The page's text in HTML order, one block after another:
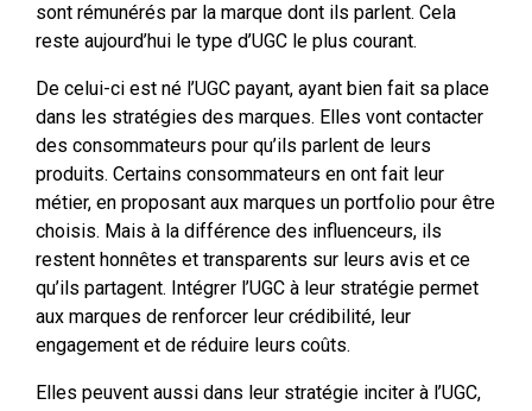
sont rémunérés par la marque dont ils parlent. Cela
reste aujourd’hui le type d’UGC le plus courant.
De celui-ci est né l’UGC payant, ayant bien fait sa place
dans les stratégies des marques. Elles vont contacter
des consommateurs pour qu’ils parlent de leurs
produits. Certains consommateurs en ont fait leur
métier, en proposant aux marques un portfolio pour être
choisis. Mais à la différence des influenceurs, ils
restent honnêtes et transparents sur leurs avis et ce
qu’ils partagent. Intégrer l’UGC à leur stratégie permet
aux marques de renforcer leur crédibilité, leur
engagement et de réduire leurs coûts.
Elles peuvent aussi dans leur stratégie inciter à l’UGC,